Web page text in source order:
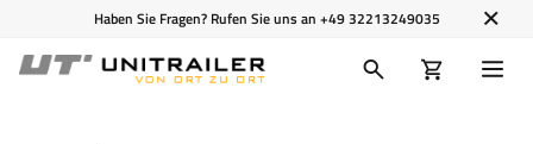
Haben Sie Fragen? Rufen Sie uns an +49 32213249035